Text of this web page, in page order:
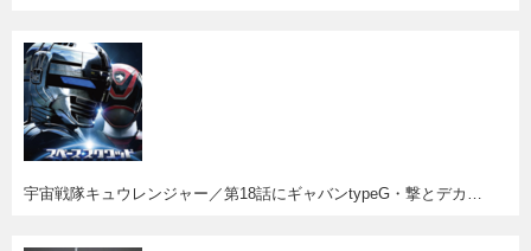
宇宙戦隊キュウレンジャー／第18話にギャバンtypeG・撃とデカレッド・バン＆センちゃん・ウメコ登場！